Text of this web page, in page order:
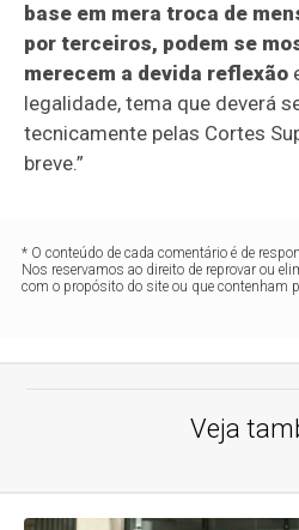
base em mera troca de
por terceiros, podem se
merecem a devida reflexão
legalidade, tema que deverá
tecnicamente pelas Cortes
breve.”
* O conteúdo de cada comentário é de
Nos reservamos ao direito de reprovar ou
com o propósito do site ou que contenham
Veja